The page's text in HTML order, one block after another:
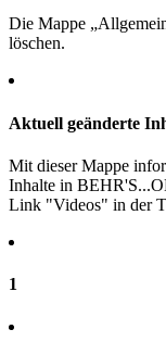
Die Mappe
löschen.
Aktuell geänderte
Mit dieser Mappe
Inhalte in
Link "Videos" in der
1